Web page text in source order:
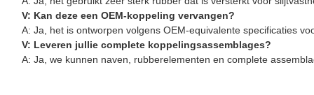
V: Kan deze een OEM-koppeling vervangen?
A: Ja, het is ontworpen volgens OEM-equivalente specificaties
V: Leveren jullie complete koppelingsassemblages?
A: Ja, we kunnen naven, rubberelementen en complete